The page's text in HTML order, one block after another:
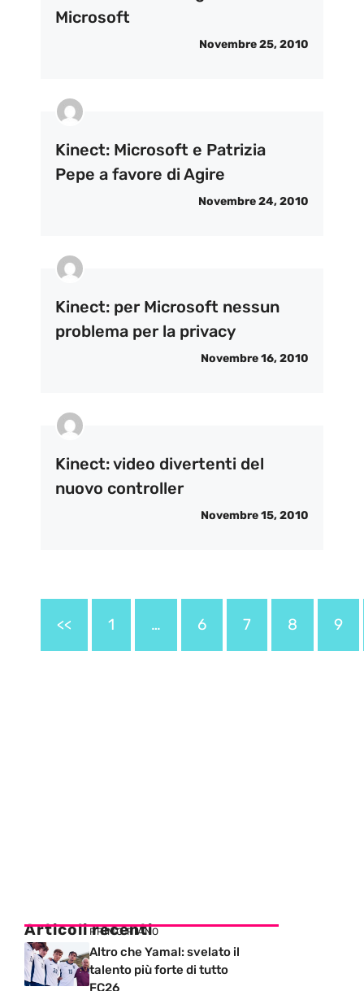
Microsoft
Novembre 25, 2010
Kinect: Microsoft e Patrizia
Pepe a favore di Agire
Novembre 24, 2010
Kinect: per Microsoft nessun
problema per la privacy
Novembre 16, 2010
Kinect: video divertenti del
nuovo controller
Novembre 15, 2010
<< 1 … 6 7 8 9
Articoli recenti
PRIMO PIANO
Altro che Yamal: svelato il
talento più forte di tutto